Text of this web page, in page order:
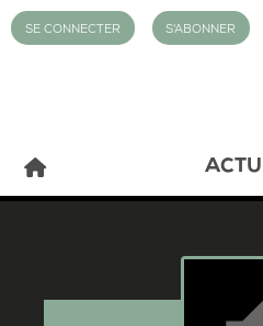
SE CONNECTER S'ABONNER
ACTU